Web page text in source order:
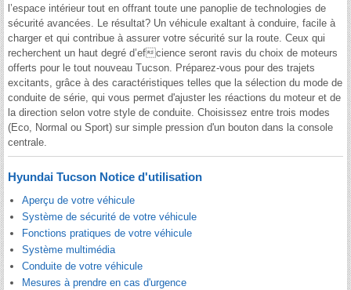
l’espace intérieur tout en offrant toute une panoplie de technologies de
sécurité avancées. Le résultat? Un véhicule exaltant à conduire, facile à
charger et qui contribue à assurer votre sécurité sur la route. Ceux qui
recherchent un haut degré d’efcience seront ravis du choix de moteurs
offerts pour le tout nouveau Tucson. Préparez-vous pour des trajets
excitants, grâce à des caractéristiques telles que la sélection du mode de
conduite de série, qui vous permet d'ajuster les réactions du moteur et de
la direction selon votre style de conduite. Choisissez entre trois modes
(Eco, Normal ou Sport) sur simple pression d'un bouton dans la console
centrale.
Hyundai Tucson Notice d'utilisation
Aperçu de votre véhicule
Système de sécurité de votre véhicule
Fonctions pratiques de votre véhicule
Système multimédia
Conduite de votre véhicule
Mesures à prendre en cas d'urgence